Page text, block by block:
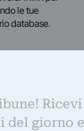
le tue
database.
Ricevi
del giorno e